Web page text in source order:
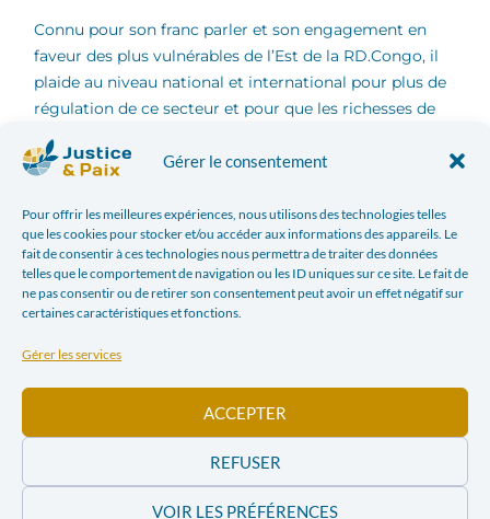
Gérer le consentement
Pour offrir les meilleures expériences, nous utilisons des technologies telles
que les cookies pour stocker et/ou accéder aux informations des appareils. Le
fait de consentir à ces technologies nous permettra de traiter des données
telles que le comportement de navigation ou les ID uniques sur ce site. Le fait de
ne pas consentir ou de retirer son consentement peut avoir un effet négatif sur
certaines caractéristiques et fonctions.
Gérer les services
ACCEPTER
REFUSER
VOIR LES PRÉFÉRENCES
Connu pour son franc parler et son engagement en
faveur des plus vulnérables de l’Est de la RD.Congo, il
plaide au niveau national et international pour plus de
régulation de ce secteur et pour que les richesses de
son pays profitent enfin aux populations.
Monseigneur Maroy (c)
Kerknet
De nationalité
congolaise, Mgr
François-Xavier
RUSENGO, est Archevêque métropolitain de Bukavu et
Président de l’Assemblée Épiscopale Provinciale de
Bukavu (ensemble formé des Diocèses de Bukavu,
Butembo-Beni, Goma, Kasongo, Kindu et Uvira). Il est
né en 1956 à Ciriri/Bukavu, Province du Sud-Kivu en
République Démocratique du Congo (RDC).